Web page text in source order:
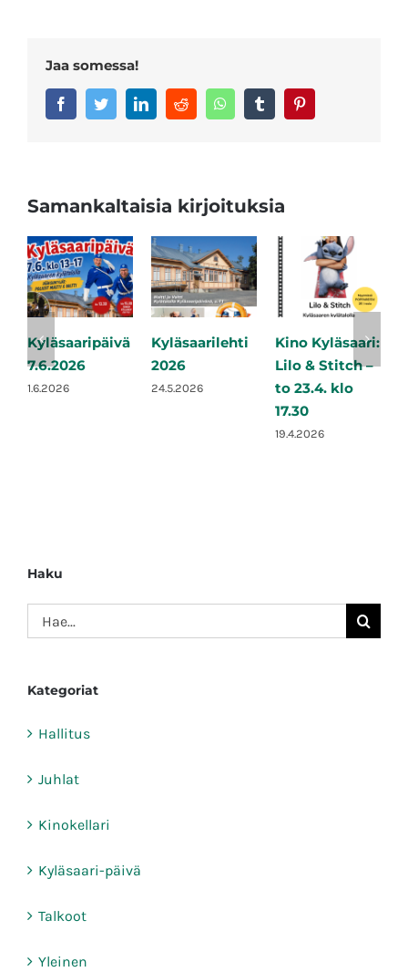
Jaa somessa!
FacebookTwitterLinkedInReddit WhatsappTumblr
Samankaltaisia kirjoituksia
Kyläsaaripäivä
7.6.2026
1.6.2026
Kyläsaarilehti
2026
24.5.2026
Kino Kyläsaari:
Lilo & Stitch –
to 23.4. klo
17.30
19.4.2026
Haku
Etsi
...
Kategoriat
Hallitus
Juhlat
Kinokellari
Kyläsaari-päivä
Talkoot
Yleinen